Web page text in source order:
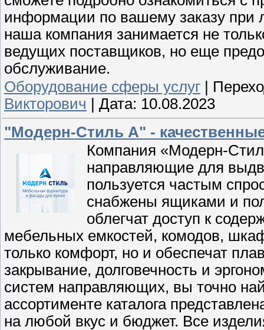
информации по вашему заказу при
наша компания занимается не
ведущих поставщиков, но еще
обслуживание.
Оборудование сферы услуг
Викторович
Дата: 10.08.2023
"Модерн-Стиль А" -
Компания «Модерн-
направляющие для
пользуется частым
снабжены ящиками и
облегчат доступ к
мебельных емкостей, комодов,
только комфорт, но и обеспечат
закрывание, долговечность и
систем направляющих, вы точно
ассортименте каталога
на любой вкус и бюджет. Все